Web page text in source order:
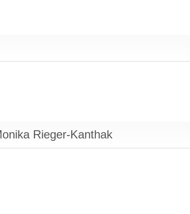
Rieger-Kanthak